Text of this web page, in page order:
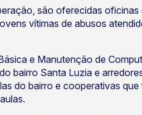
são oferecidas oficinas
vítimas de abusos
e Manutenção de
bairro Santa Luzia e
do bairro e cooperativas